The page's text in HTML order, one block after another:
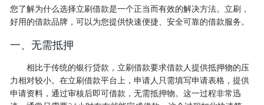
您了解为什么选择立刷借款是一个正当而有效的解决方法。立刷，
好用的借款品牌，可以为您提供快速便捷、安全可靠的借款服务。
一、无需抵押
相比于传统的银行贷款，立刷借款要求借款人提供抵押物的压
力相对较小。在立刷借款平台上，申请人只需填写申请表格，提供
申请资料，通过审核后即可借款，无需抵押物。这一过程非常迅